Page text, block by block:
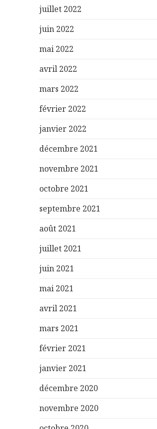
juillet 2022
juin 2022
mai 2022
avril 2022
mars 2022
février 2022
janvier 2022
décembre 2021
novembre 2021
octobre 2021
septembre 2021
août 2021
juillet 2021
juin 2021
mai 2021
avril 2021
mars 2021
février 2021
janvier 2021
décembre 2020
novembre 2020